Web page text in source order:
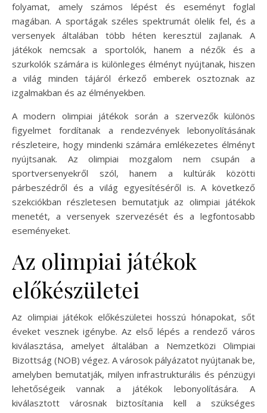
folyamat, amely számos lépést és eseményt foglal
magában. A sportágak széles spektrumát ölelik fel, és a
versenyek általában több héten keresztül zajlanak. A
játékok nemcsak a sportolók, hanem a nézők és a
szurkolók számára is különleges élményt nyújtanak, hiszen
a világ minden tájáról érkező emberek osztoznak az
izgalmakban és az élményekben.
A modern olimpiai játékok során a szervezők különös
figyelmet fordítanak a rendezvények lebonyolításának
részleteire, hogy mindenki számára emlékezetes élményt
nyújtsanak. Az olimpiai mozgalom nem csupán a
sportversenyekről szól, hanem a kultúrák közötti
párbeszédről és a világ egyesítéséről is. A következő
szekciókban részletesen bemutatjuk az olimpiai játékok
menetét, a versenyek szervezését és a legfontosabb
eseményeket.
Az olimpiai játékok
előkészületei
Az olimpiai játékok előkészületei hosszú hónapokat, sőt
éveket vesznek igénybe. Az első lépés a rendező város
kiválasztása, amelyet általában a Nemzetközi Olimpiai
Bizottság (NOB) végez. A városok pályázatot nyújtanak be,
amelyben bemutatják, milyen infrastrukturális és pénzügyi
lehetőségeik vannak a játékok lebonyolítására. A
kiválasztott városnak biztosítania kell a szükséges